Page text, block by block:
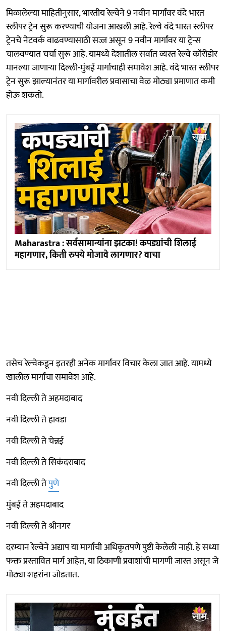
मिळालेल्या माहितीनुसार, भारतीय रेल्वेने 9 नवीन मार्गांवर वंदे भारत
स्लीपर ट्रेन सुरू करण्याची योजना आखली आहे. रेल्वे वंदे भारत स्लीपर
ट्रेनचे नेटवर्क वाढवण्यासाठी सज्ज असून 9 नवीन मार्गांवर या ट्रेन्स
चालवण्यात चर्चा सुरू आहे. यामध्ये देशातील सर्वात व्यस्त रेल्वे कॉरीडोर
मानल्या जाणाऱ्या दिल्ली-मुंबई मार्गाचाही समावेश आहे. वंदे भारत स्लीपर
ट्रेन सुरू झाल्यानंतर या मार्गावरील प्रवासाचा वेळ मोठ्या प्रमाणात कमी
होऊ शकतो.
Maharastra : सर्वसामान्यांना झटका! कपड्यांची शिलाई
महागणार, किती रुपये मोजावे लागणार? वाचा
तसेच रेल्वेकडून इतरही अनेक मार्गांवर विचार केला जात आहे. यामध्ये
खालील मार्गांचा समावेश आहे.
नवी दिल्ली ते अहमदाबाद
नवी दिल्ली ते हावडा
नवी दिल्ली ते चेन्नई
नवी दिल्ली ते सिकंदराबाद
नवी दिल्ली तेपुणे
मुंबई ते अहमदाबाद
नवी दिल्ली ते श्रीनगर
दरम्यान रेल्वेने अद्याप या मार्गांची अधिकृतपणे पुष्टी केलेली नाही. हे सध्या
फक्त प्रस्तावित मार्ग आहेत, या ठिकाणी प्रवाशांची मागणी जास्त असून जे
मोठ्या शहरांना जोडतात.